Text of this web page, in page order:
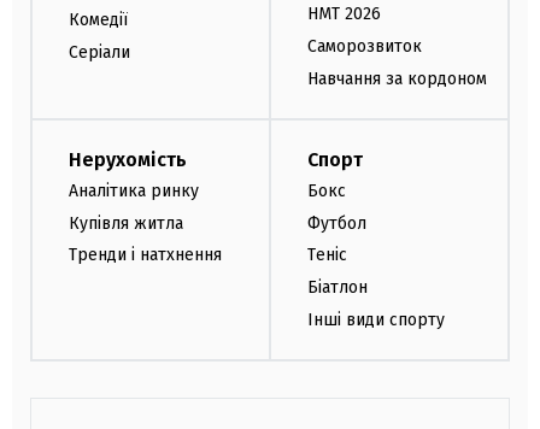
Комедії
Серіали
НМТ 2026
Саморозвиток
Навчання за кордоном
Нерухомість
Аналітика ринку
Купівля житла
Тренди і натхнення
Спорт
Бокс
Футбол
Теніс
Біатлон
Інші види спорту